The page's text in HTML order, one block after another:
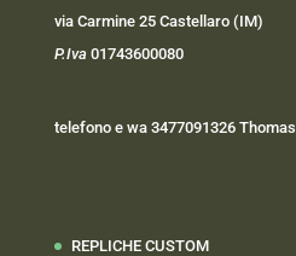
via Carmine 25 Castellaro (IM)
P.Iva 01743600080
telefono e wa 3477091326 Thomas
REPLICHE CUSTOM